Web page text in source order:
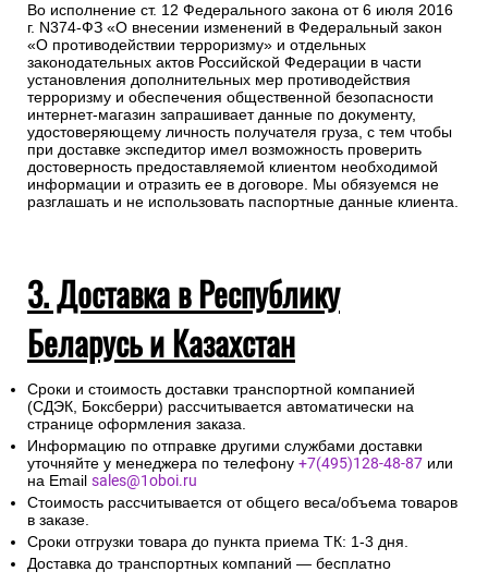
Во исполнение ст. 12 Федерального закона от 6 июля 2016
г. N374-ФЗ «О внесении изменений в Федеральный закон
«О противодействии терроризму» и отдельных
законодательных актов Российской Федерации в части
установления дополнительных мер противодействия
терроризму и обеспечения общественной безопасности
интернет-магазин запрашивает данные по документу,
удостоверяющему личность получателя груза, с тем чтобы
при доставке экспедитор имел возможность проверить
достоверность предоставляемой клиентом необходимой
информации и отразить ее в договоре. Мы обязуемся не
разглашать и не использовать паспортные данные клиента.
3. Доставка в Республику
Беларусь и Казахстан
Сроки и стоимость доставки транспортной компанией
(СДЭК, Боксберри) рассчитывается автоматически на
странице оформления заказа.
Информацию по отправке другими службами доставки
уточняйте у менеджера по телефону +7(495)128-48-87 или
на Email sales@1oboi.ru
Стоимость рассчитывается от общего веса/объема товаров
в заказе.
Сроки отгрузки товара до пункта приема ТК: 1-3 дня.
Доставка до транспортных компаний — бесплатно